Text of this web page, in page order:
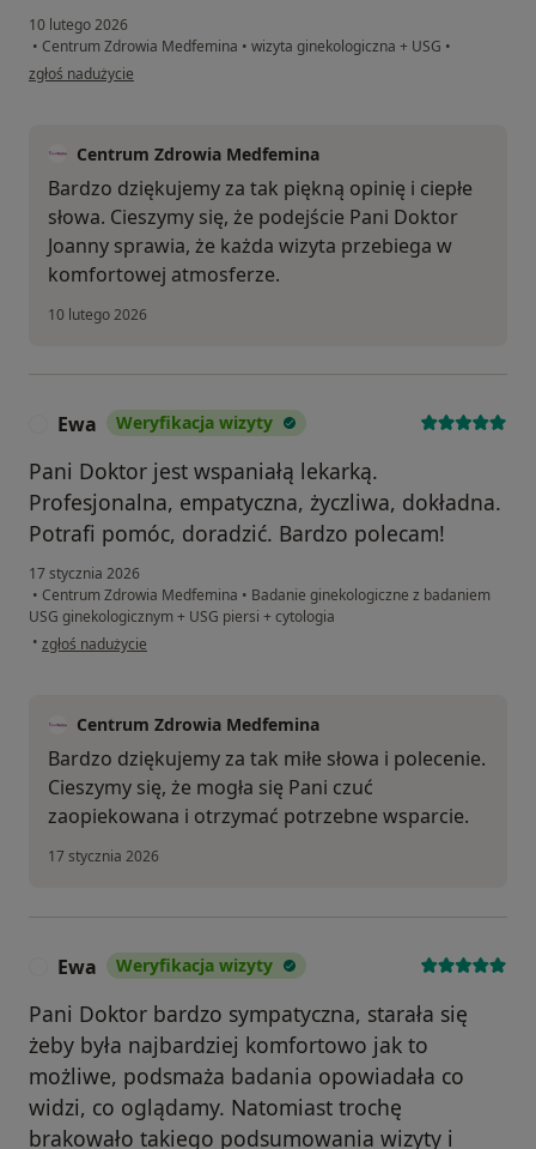
10 lutego 2026
• Centrum Zdrowia Medfemina • wizyta ginekologiczna + USG •
w opinii użytkownika Karina
zgłoś nadużycie
Centrum Zdrowia Medfemina
Bardzo dziękujemy za tak piękną opinię i ciepłe
słowa. Cieszymy się, że podejście Pani Doktor
Joanny sprawia, że każda wizyta przebiega w
komfortowej atmosferze.
10 lutego 2026
Ewa Weryfikacja wizyty
Pani Doktor jest wspaniałą lekarką.
Profesjonalna, empatyczna, życzliwa, dokładna.
Potrafi pomóc, doradzić. Bardzo polecam!
17 stycznia 2026
• Centrum Zdrowia Medfemina • Badanie ginekologiczne z badaniem
USG ginekologicznym + USG piersi + cytologia
• w opinii użytkownika Ewa
zgłoś nadużycie
Centrum Zdrowia Medfemina
Bardzo dziękujemy za tak miłe słowa i polecenie.
Cieszymy się, że mogła się Pani czuć
zaopiekowana i otrzymać potrzebne wsparcie.
17 stycznia 2026
Ewa Weryfikacja wizyty
Pani Doktor bardzo sympatyczna, starała się
żeby była najbardziej komfortowo jak to
możliwe, podsmaża badania opowiadała co
widzi, co oglądamy. Natomiast trochę
brakowało takiego podsumowania wizyty i